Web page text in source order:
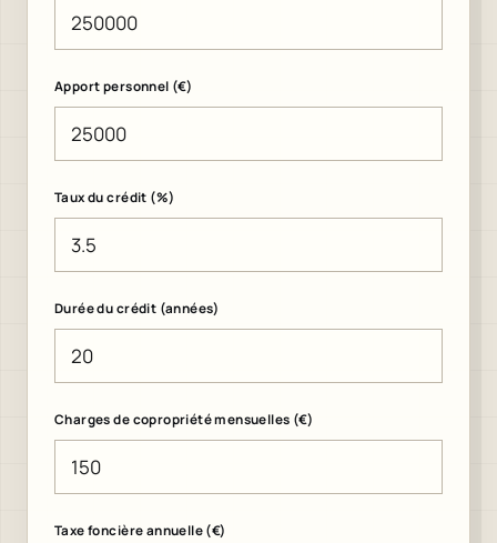
Apport personnel (€)
Taux du crédit (%)
Durée du crédit (années)
Charges de copropriété mensuelles (€)
Taxe foncière annuelle (€)